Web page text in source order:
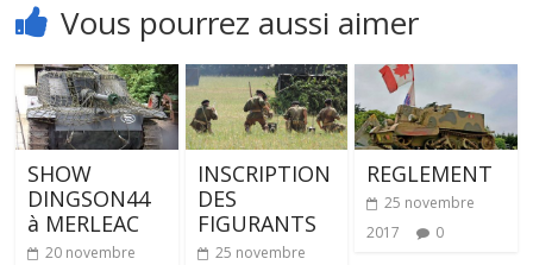
Vous pourrez aussi aimer
SHOW
DINGSON44
à MERLEAC
20 novembre
INSCRIPTION
DES
FIGURANTS
25 novembre
REGLEMENT
25 novembre
2017
0